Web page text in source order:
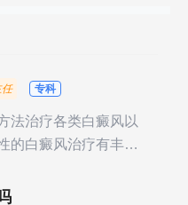
任 专科
法治疗各类白癜风以
的白癜风治疗有丰富
，并对白癜风患者的